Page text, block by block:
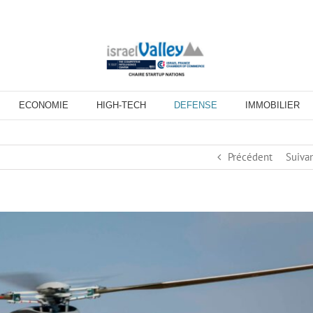
ECONOMIE HIGH-TECH DEFENSE IMMOBILIER
Précédent